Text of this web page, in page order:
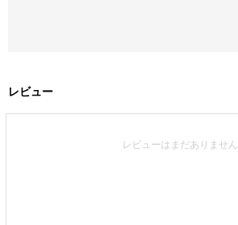
レビュー
レビューはまだありません